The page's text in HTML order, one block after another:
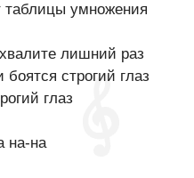
таблицы умножения
лишний раз
строгий глаз
глаз
на-на